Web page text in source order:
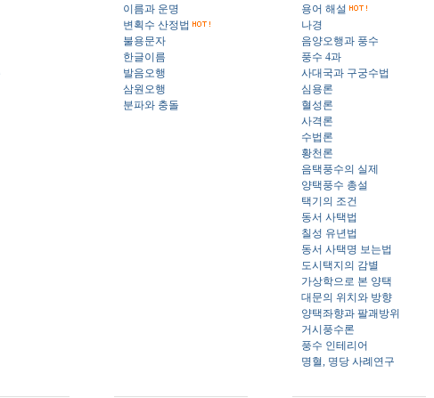
이름과 운명
변획수 산정법
불용문자
한글이름
발음오행
삼원오행
분파와 충돌
용어 해설
나경
음양오행과 풍수
풍수 4과
사대국과 구궁수법
심용론
혈성론
사격론
수법론
황천론
음택풍수의 실제
양택풍수 총설
택기의 조건
동서 사택법
칠성 유년법
동서 사택명 보는법
도시택지의 감별
가상학으로 본 양택
대문의 위치와 방향
양택좌향과 팔괘방위
거시풍수론
풍수 인테리어
명혈, 명당 사례연구